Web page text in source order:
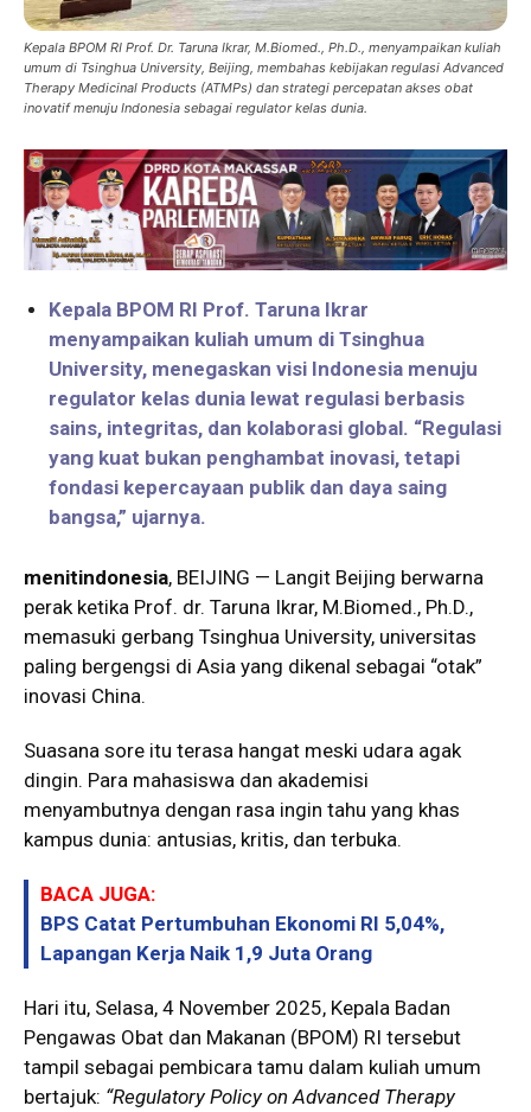
Kepala BPOM RI Prof. Dr. Taruna Ikrar, M.Biomed., Ph.D., menyampaikan kuliah
umum di Tsinghua University, Beijing, membahas kebijakan regulasi Advanced
Therapy Medicinal Products (ATMPs) dan strategi percepatan akses obat
inovatif menuju Indonesia sebagai regulator kelas dunia.
Kepala BPOM RI Prof. Taruna Ikrar
menyampaikan kuliah umum di Tsinghua
University, menegaskan visi Indonesia menuju
regulator kelas dunia lewat regulasi berbasis
sains, integritas, dan kolaborasi global. “Regulasi
yang kuat bukan penghambat inovasi, tetapi
fondasi kepercayaan publik dan daya saing
bangsa,” ujarnya.
menitindonesia, BEIJING — Langit Beijing berwarna
perak ketika Prof. dr. Taruna Ikrar, M.Biomed., Ph.D.,
memasuki gerbang Tsinghua University, universitas
paling bergengsi di Asia yang dikenal sebagai “otak”
inovasi China.
Suasana sore itu terasa hangat meski udara agak
dingin. Para mahasiswa dan akademisi
menyambutnya dengan rasa ingin tahu yang khas
kampus dunia: antusias, kritis, dan terbuka.
BACA JUGA:
BPS Catat Pertumbuhan Ekonomi RI 5,04%,
Lapangan Kerja Naik 1,9 Juta Orang
Hari itu, Selasa, 4 November 2025, Kepala Badan
Pengawas Obat dan Makanan (BPOM) RI tersebut
tampil sebagai pembicara tamu dalam kuliah umum
bertajuk: “Regulatory Policy on Advanced Therapy